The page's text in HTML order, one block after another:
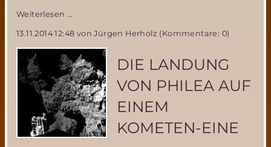
Weiterlesen …
MIRIAM
2
Flugtestprogramm-
das
MSD
NordTeam
stellt
Das
Ballon-
Aufblassystem
13.11.2014 12:48 von Jürgen Herholz (Kommentare: 0)
DIE LANDUNG
VON PHILEA AUF
EINEM
KOMETEN-EINE